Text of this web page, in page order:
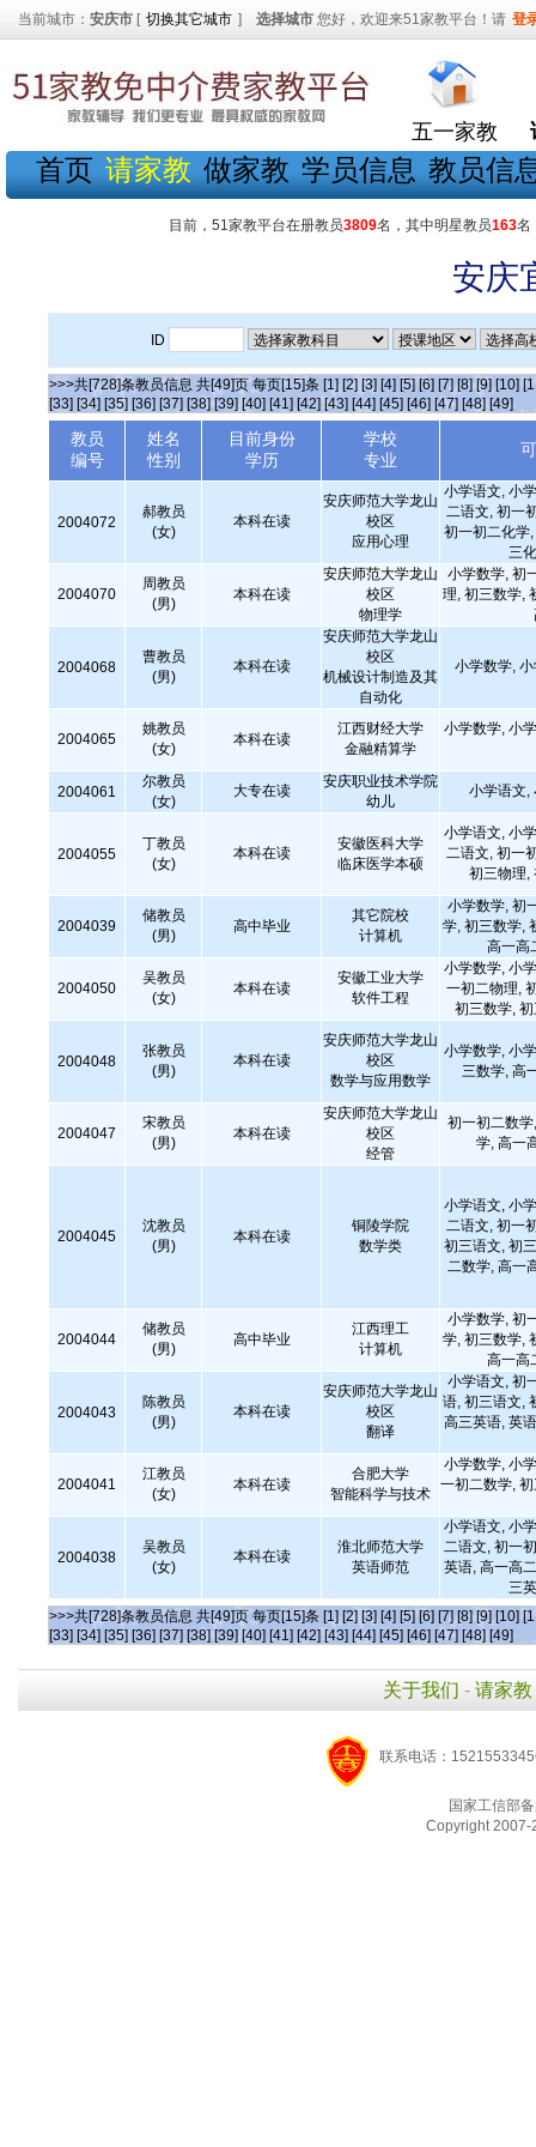
当前城市： 安庆市 [ 切换其它城市 ] 选择城市 您好，欢迎来51家教平台！请 登
五一家教
首页 请家教 做家教 学员信息 教员信
目前，51家教平台在册教员3809名，其中明星教员163名
安庆
ID
>>>共[728]条教员信息 共[49]页 每页[15]条 [1] [2] [3] [4] [5] [6] [7] [8] [9] [10]
[33] [34] [35] [36] [37] [38] [39] [40] [41] [42] [43] [44] [45] [46] [47] [48] [49]
教员
编号
姓名
性别
目前身份
学历
学校
专业
2004072
郝教员
(女)
本科在读
安庆师范大学龙山
校区
应用心理
小学语文, 小
二语文, 初一
初一初二化学
三
2004070
周教员
(男)
本科在读
安庆师范大学龙山
校区
物理学
小学数学, 初
理, 初三数学,
2004068
曹教员
(男)
本科在读
安庆师范大学龙山
校区
机械设计制造及其
自动化
小学数学,
2004065
姚教员
(女)
本科在读
江西财经大学
金融精算学
小学数学, 小
2004061
尔教员
(女)
大专在读
安庆职业技术学院
幼儿
小学语文,
2004055
丁教员
(女)
本科在读
安徽医科大学
临床医学本硕
小学语文, 小
二语文, 初一
初三物理,
2004039
储教员
(男)
高中毕业
其它院校
计算机
小学数学, 初
学, 初三数学,
高一高
2004050
吴教员
(女)
本科在读
安徽工业大学
软件工程
小学数学, 小
一初二物理,
初三数学,
2004048
张教员
(男)
本科在读
安庆师范大学龙山
校区
数学与应用数学
小学数学, 小
三数学, 高
2004047
宋教员
(男)
本科在读
安庆师范大学龙山
校区
经管
初一初二数
学, 高一
2004045
沈教员
(男)
本科在读
铜陵学院
数学类
小学语文, 小
二语文, 初一
初三语文, 初
二数学, 高一
2004044
储教员
(男)
高中毕业
江西理工
计算机
小学数学, 初
学, 初三数学,
高一高
2004043
陈教员
(男)
本科在读
安庆师范大学龙山
校区
翻译
小学语文, 初
语, 初三语文,
高三英语, 英
2004041
江教员
(女)
本科在读
合肥大学
智能科学与技术
小学数学, 小
一初二数学,
2004038
吴教员
(女)
本科在读
淮北师范大学
英语师范
小学语文, 小
二语文, 初一
英语, 高一高
三
>>>共[728]条教员信息 共[49]页 每页[15]条 [1] [2] [3] [4] [5] [6] [7] [8] [9] [10]
[33] [34] [35] [36] [37] [38] [39] [40] [41] [42] [43] [44] [45] [46] [47] [48] [49]
关于我们 - 请家教
联系电话：
国家工信部
Copyright 2007-